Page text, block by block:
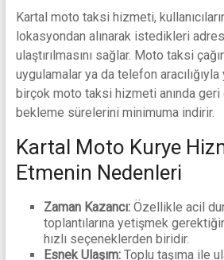
Kartal moto taksi hizmeti,
lokasyondan alınarak istedikleri
ulaştırılmasını sağlar. Moto taksi
uygulamalar ya da telefon aracılığıyla
birçok moto taksi hizmeti anında geri
bekleme sürelerini minimuma indirir.
Kartal Moto Kurye
Etmenin Nedenleri
Zaman Kazancı:Özellikle acil
toplantılarına yetişmek
hızlı seçeneklerden biridir.
Esnek Ulaşım:Toplu taşıma ile